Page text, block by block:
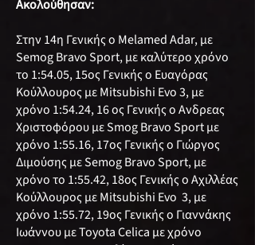
Ακολούθησαν:
Στην 14η Γενικής ο Melamed Adar, με
Semog Bravo Sport, με καλύτερο χρόνο
το 1:54.05, 15ος Γενικής ο Ευαγόρας
Κούλλουρος με Mitsubishi Evο 3, με
χρόνο 1:54.24, 16 ος Γενικής ο Ανδρεας
Χριστοφόρου με Smog Bravo Sport με
χρόνο 1:55.16, 17ος Γενικής ο Γιώργος
Διμούσης με Semog Bravo Sport, με
χρόνο το 1:55.42, 18ος Γενικής o Αχιλλέας
Κούλλουρος με Mitsubishi Evο 3, με
χρόνο 1:55.72, 19ος Γενικής ο Γιαννάκης
Ιωάννου με Toyota Celica με χρόνο